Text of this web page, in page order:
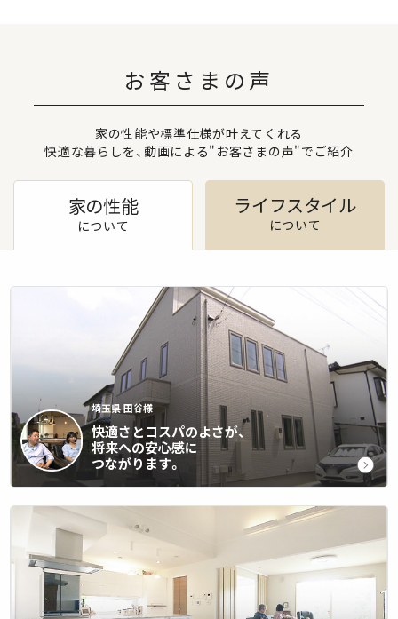
お客さまの声
家の性能や標準仕様が叶えてくれる
快適な暮らしを、動画による"お客さまの声"でご紹介
家の性能
について
ライフスタイル
について
埼玉県 田谷様
快適さとコスパのよさが、
将来への安心感に
つながります。